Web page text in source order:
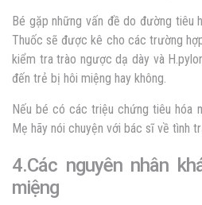
Bé gặp những vấn đề do đường tiêu
Thuốc sẽ được kê cho các trường
kiểm tra trào ngược dạ dày và
đến trẻ bị hôi miệng hay không.
Nếu bé có các triệu chứng tiêu hóa
Mẹ hãy nói chuyện với bác sĩ về tình
4.Các nguyên nhân
miệng